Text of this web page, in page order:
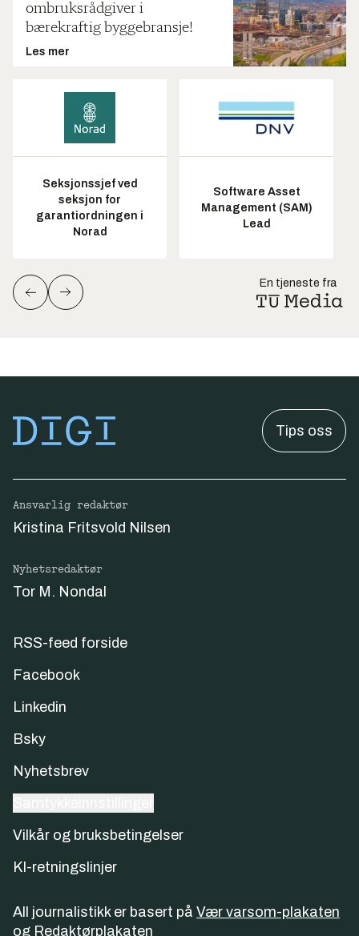
ombruksrådgiver i
bærekraftig byggebransje!
Les mer
Seksjonssjef ved
seksjon for
garantiordningen i
Norad
Software Asset
Management (SAM)
Lead
En tjeneste fra
Tips oss
Ansvarlig redaktør
Kristina Fritsvold Nilsen
Nyhetsredaktør
Tor M. Nondal
RSS-feed forside
Facebook
Linkedin
Bsky
Nyhetsbrev
Vilkår og bruksbetingelser
KI-retningslinjer
All journalistikk er basert på Vær varsom-plakaten
og Redaktørplakaten